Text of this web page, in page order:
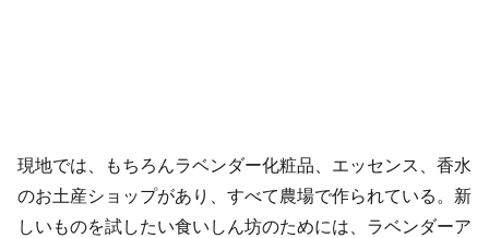
現地では、もちろんラベンダー化粧品、エッセンス、香水
のお土産ショップがあり、すべて農場で作られている。新
しいものを試したい食いしん坊のためには、ラベンダーア